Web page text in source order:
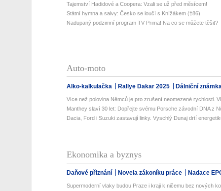
Tajemství Hadidové a Coopera: Vzali se už před měsícem!
Státní hymna a salvy: Česko se loučí s Knížákem (†86)
Nadupaný podzimní program TV Prima! Na co se můžete těšit?
Auto-moto
Alko-kalkulačka Rallye Dakar 2025 Dálniční
Více než polovina Němců je pro zrušení neomezené rychlosti.
Manthey slaví 30 let: Dopřejte svému Porsche závodní DNA z
Dacia, Ford i Suzuki zastavují linky. Vyschlý Dunaj drtí
Ekonomika a byznys
Daňové přiznání Novela zákoníku práce Nadace
Supermoderní vlaky budou Praze i kraji k ničemu bez nových